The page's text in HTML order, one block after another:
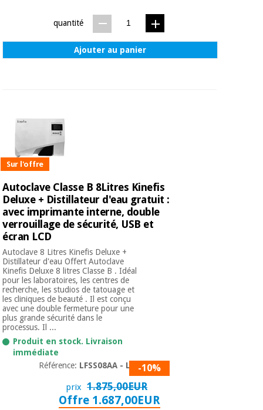
quantité
Ajouter au panier
Sur l'offre
Autoclave Classe B 8Litres Kinefis
Deluxe + Distillateur d'eau gratuit :
avec imprimante interne, double
verrouillage de sécurité, USB et
écran LCD
Autoclave 8 Litres Kinefis Deluxe +
Distillateur d'eau Offert Autoclave
Kinefis Deluxe 8 litres Classe B . Idéal
pour les laboratoires, les centres de
recherche, les studios de tatouage et
les cliniques de beauté . Il est conçu
avec une double fermeture pour une
plus grande sécurité dans le
processus. Il ...
Produit en stock. Livraison
immédiate
Référence: LFSS08AA - LCD-10%
prix 1.875,00EUR
Offre 1.687,00EUR